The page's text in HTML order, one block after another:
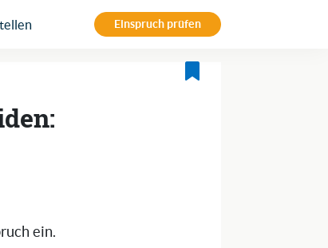
Einspruch prüfen
ein.